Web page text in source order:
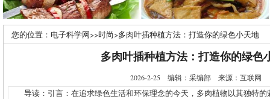
您的位置： 电子科学网>>时尚>多肉叶插种植方法：打造你的绿色小天地
多肉叶插种植方法：打造你的绿色
2026-2-25 编辑：采编部 来源：互联网
导读：引言：在追求绿色生活和环保理念的今天，多肉植物以其独特的